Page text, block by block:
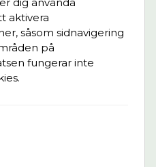
aktivera
såsom sidnavigering
på
fungerar inte